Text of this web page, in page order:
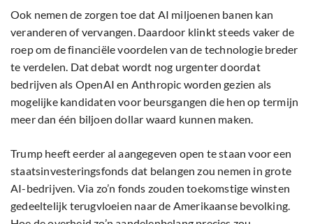
Ook nemen de zorgen toe dat AI miljoenen banen kan
veranderen of vervangen. Daardoor klinkt steeds vaker de
roep om de financiële voordelen van de technologie breder
te verdelen. Dat debat wordt nog urgenter doordat
bedrijven als OpenAI en Anthropic worden gezien als
mogelijke kandidaten voor beursgangen die hen op termijn
meer dan één biljoen dollar waard kunnen maken.
Trump heeft eerder al aangegeven open te staan voor een
staatsinvesteringsfonds dat belangen zou nemen in grote
AI-bedrijven. Via zo’n fonds zouden toekomstige winsten
gedeeltelijk terugvloeien naar de Amerikaanse bevolking.